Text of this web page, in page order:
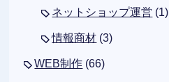
ネットショップ運営 (1)
情報商材 (3)
WEB制作 (66)